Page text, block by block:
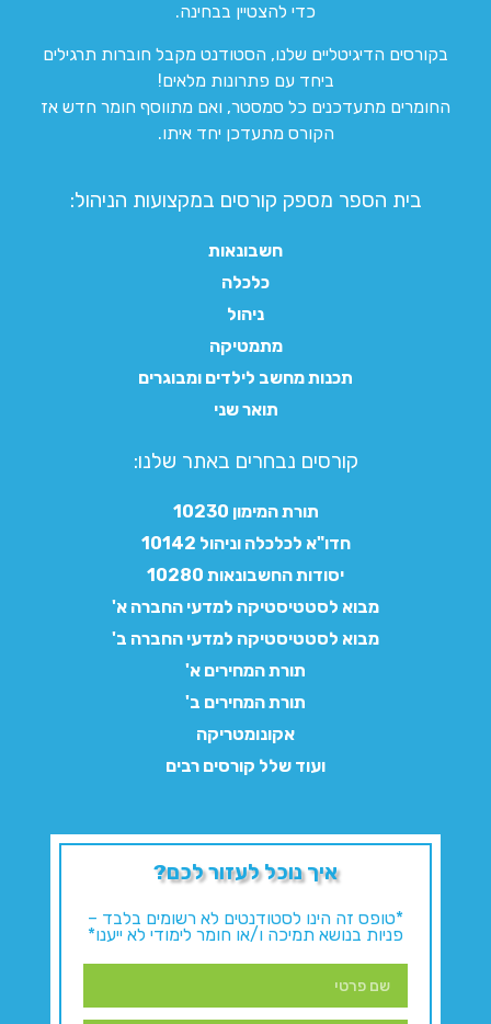
כדי להצטיין בבחינה.
בקורסים הדיגיטליים שלנו, הסטודנט מקבל חוברות תרגילים
ביחד עם פתרונות מלאים!
החומרים מתעדכנים כל סמסטר, ואם מתווסף חומר חדש אז
הקורס מתעדכן יחד איתו.
בית הספר מספק קורסים במקצועות הניהול:
חשבונאות
כלכלה
ניהול
מתמטיקה
תכנות מחשב לילדים ומבוגרים
תואר שני
קורסים נבחרים באתר שלנו:​
תורת המימון 10230
חדו"א לכלכלה וניהול 10142
יסודות החשבונאות 10280
מבוא לסטטיסטיקה למדעי החברה א'
מבוא לסטטיסטיקה למדעי החברה ב'
תורת המחירים א'
תורת המחירים ב'
אקונומטריקה
ועוד שלל קורסים רבים
איך נוכל לעזור לכם?
*טופס זה הינו לסטודנטים לא רשומים בלבד –
פניות בנושא תמיכה ו/או חומר לימודי לא ייענו*